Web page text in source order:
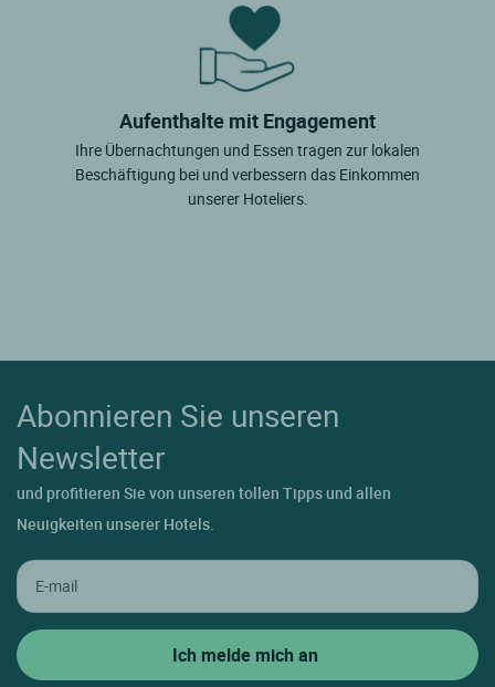
Aufenthalte mit Engagement
Ihre Übernachtungen und Essen tragen zur lokalen
Beschäftigung bei und verbessern das Einkommen
unserer Hoteliers.
Abonnieren Sie unseren
Newsletter
und profitieren Sie von unseren tollen Tipps und allen
Neuigkeiten unserer Hotels.